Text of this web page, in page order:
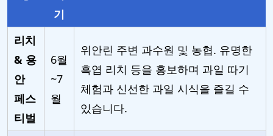
기
리치
& 용
안
페스
티벌
6월
~7
월
위안린 주변 과수원 및 농협. 유명한
흑엽 리치 등을 홍보하며 과일 따기
체험과 신선한 과일 시식을 즐길 수
있습니다.